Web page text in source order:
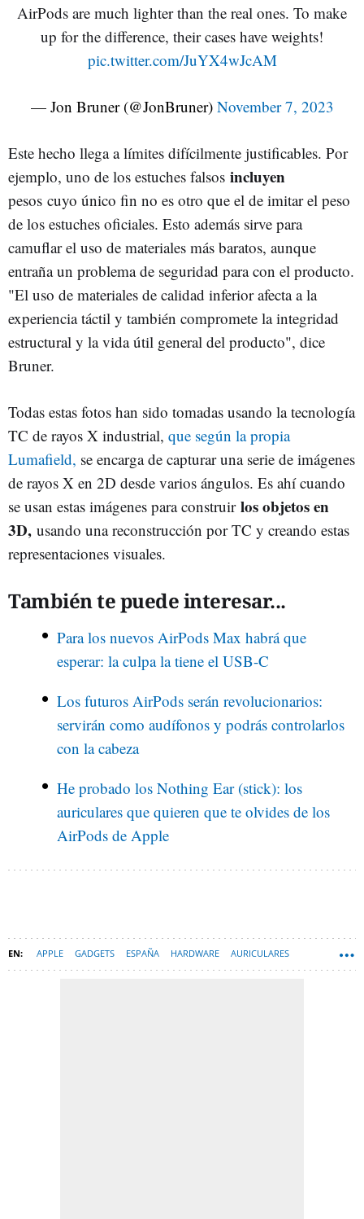
AirPods are much lighter than the real ones. To make
up for the difference, their cases have weights!
pic.twitter.com/JuYX4wJcAM
— Jon Bruner (@JonBruner) November 7, 2023
Este hecho llega a límites difícilmente justificables. Por
ejemplo, uno de los estuches falsos incluyen
pesos cuyo único fin no es otro que el de imitar el peso
de los estuches oficiales. Esto además sirve para
camuflar el uso de materiales más baratos, aunque
entraña un problema de seguridad para con el producto.
"El uso de materiales de calidad inferior afecta a la
experiencia táctil y también compromete la integridad
estructural y la vida útil general del producto", dice
Bruner.
Todas estas fotos han sido tomadas usando la tecnología
TC de rayos X industrial, que según la propia
Lumafield, se encarga de capturar una serie de imágenes
de rayos X en 2D desde varios ángulos. Es ahí cuando
se usan estas imágenes para construir los objetos en
3D, usando una reconstrucción por TC y creando estas
representaciones visuales.
También te puede interesar...
Para los nuevos AirPods Max habrá que
esperar: la culpa la tiene el USB-C
Los futuros AirPods serán revolucionarios:
servirán como audífonos y podrás controlarlos
con la cabeza
He probado los Nothing Ear (stick): los
auriculares que quieren que te olvides de los
AirPods de Apple
APPLE GADGETS ESPAÑA HARDWARE AURICULARES